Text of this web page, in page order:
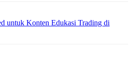
untuk Konten Edukasi Trading di